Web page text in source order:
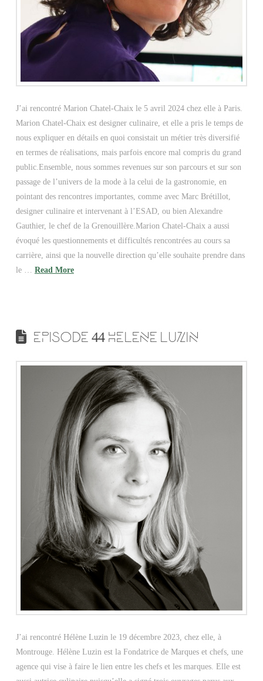
J’ai rencontré Marion Chatel-Chaix le 5 avril 2024 chez elle à Paris.
Marion Chatel-Chaix est designer culinaire, et elle a pris le temps de
nous expliquer en détails en quoi consistait un métier très diversifié
en termes de réalisations, mais parfois encore mal compris du grand
public.Ensemble, nous sommes revenues sur son parcours et sur son
passage de l’univers de la mode à la celui de la gastronomie, en
pointant des rencontres importantes, comme avec Marc Brétillot,
designer culinaire et intervenant à l’ESAD, ou bien Alexandre
Gauthier, le chef de la Grenouillère.Marion Chatel-Chaix a aussi
évoqué les questionnements et difficultés rencontrées au cours sa
carrière, ainsi que la nouvelle direction qu’elle souhaite prendre dans
le … Read More
EPISODE 44 HELENE LUZIN
J’ai rencontré Hélène Luzin le 19 décembre 2023, chez elle, à
Montrouge. Hélène Luzin est la Fondatrice de Marques et chefs, une
agence qui vise à faire le lien entre les chefs et les marques. Elle est